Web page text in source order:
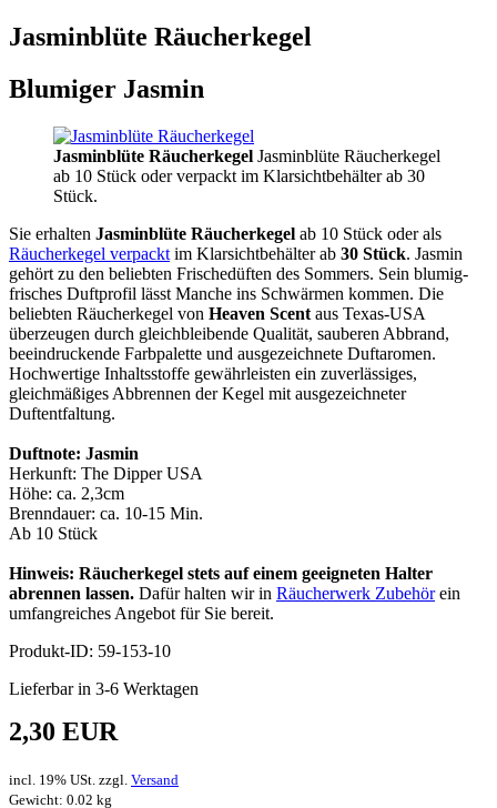
Jasminblüte Räucherkegel
Blumiger Jasmin
Jasminblüte Räucherkegel Jasminblüte Räucherkegel
ab 10 Stück oder verpackt im Klarsichtbehälter ab 30
Stück.
Sie erhalten Jasminblüte Räucherkegel ab 10 Stück oder als
Räucherkegel verpackt im Klarsichtbehälter ab 30 Stück. Jasmin
gehört zu den beliebten Frischedüften des Sommers. Sein blumig-
frisches Duftprofil lässt Manche ins Schwärmen kommen. Die
beliebten Räucherkegel von Heaven Scent aus Texas-USA
überzeugen durch gleichbleibende Qualität, sauberen Abbrand,
beeindruckende Farbpalette und ausgezeichnete Duftaromen.
Hochwertige Inhaltsstoffe gewährleisten ein zuverlässiges,
gleichmäßiges Abbrennen der Kegel mit ausgezeichneter
Duftentfaltung.
Duftnote: Jasmin
Herkunft: The Dipper USA
Höhe: ca. 2,3cm
Brenndauer: ca. 10-15 Min.
Ab 10 Stück
Hinweis: Räucherkegel stets auf einem geeigneten Halter
abrennen lassen. Dafür halten wir in Räucherwerk Zubehörein
umfangreiches Angebot für Sie bereit.
Produkt-ID: 59-153-10
Lieferbar in 3-6 Werktagen
2,30 EUR
incl. 19% USt. zzgl. Versand
Gewicht: 0.02 kg